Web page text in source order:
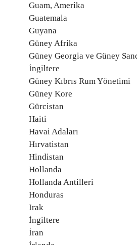
Guam, Amerika
Guatemala
Guyana
Güney Afrika
Güney Georgia ve Güney
İngiltere
Güney Kıbrıs Rum Yönetimi
Güney Kore
Gürcistan
Haiti
Havai Adaları
Hırvatistan
Hindistan
Hollanda
Hollanda Antilleri
Honduras
Irak
İngiltere
İran